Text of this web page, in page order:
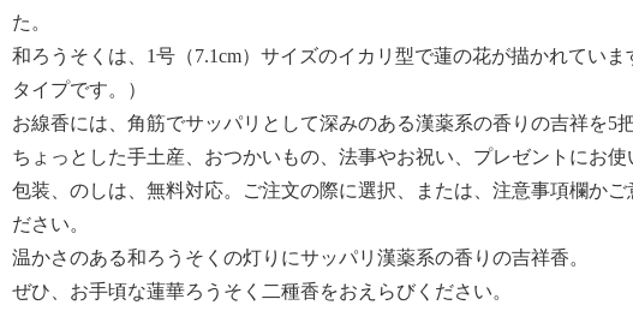
た。
和ろうそくは、1号（7.1cm）サイズのイカリ型で蓮の花が描かれてい
タイプです。）
お線香には、角筋でサッパリとして深みのある漢薬系の香りの吉祥を5把
ちょっとした手土産、おつかいもの、法事やお祝い、プレゼントにお使
包装、のしは、無料対応。ご注文の際に選択、または、注意事項欄かご
ださい。
温かさのある和ろうそくの灯りにサッパリ漢薬系の香りの吉祥香。
ぜひ、お手頃な蓮華ろうそく二種香をおえらびください。